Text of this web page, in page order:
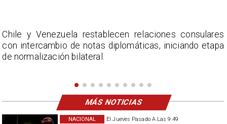
El Jueves Pasado A Las 9:49
NACIONAL
La Confederación Nacional de Ferias Libres (ASOF)
considera inaceptable que se refieran a Fabiola
Campillai como 'señora de feria', expresión utilizada
MÁS NOTICIAS